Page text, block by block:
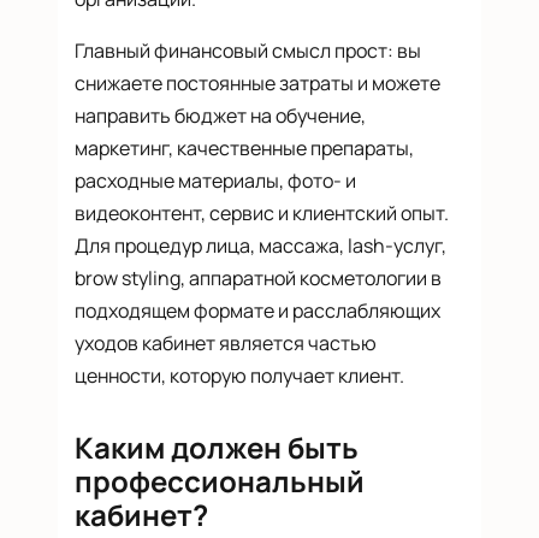
Главный финансовый смысл прост: вы
снижаете постоянные затраты и можете
направить бюджет на обучение,
маркетинг, качественные препараты,
расходные материалы, фото- и
видеоконтент, сервис и клиентский опыт.
Для процедур лица, массажа, lash-услуг,
brow styling, аппаратной косметологии в
подходящем формате и расслабляющих
уходов кабинет является частью
ценности, которую получает клиент.
Каким должен быть
профессиональный
кабинет?